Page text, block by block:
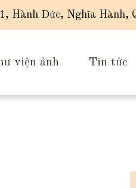
Hành Đức, Nghĩa Hành,
viện ảnh Tin tức